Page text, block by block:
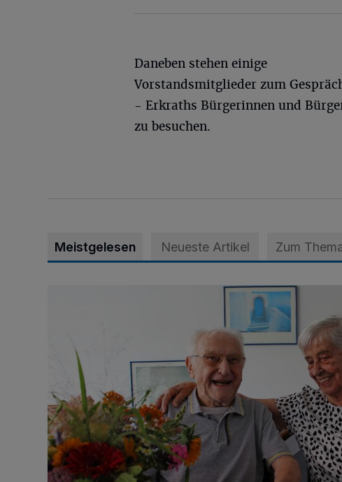
Daneben stehen einige
Vorstandsmitglieder zum
- Erkraths Bürgerinnen und
zu besuchen.
Meistgelesen Neueste Artikel Zum